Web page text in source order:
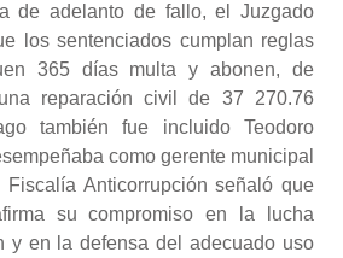
de adelanto de fallo, el Juzgado
los sentenciados cumplan reglas
365 días multa y abonen, de
reparación civil de 37 270.76
también fue incluido Teodoro
como gerente municipal
Anticorrupción señaló que
su compromiso en la lucha
y en la defensa del adecuado uso